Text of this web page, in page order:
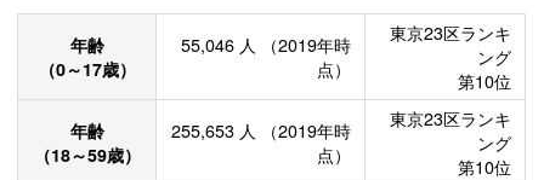
年齢
（0～17歳）
55,046 人
（2019年時
点）
東京23区ランキ
ング
第10位
年齢
（18～59歳）
255,653 人
（2019年時
点）
東京23区ランキ
ング
第10位